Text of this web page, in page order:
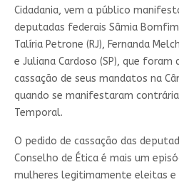
Cidadania, vem a público
deputadas federais Sâmia Bomfim
Talíria Petrone (RJ), Fernanda
e Juliana Cardoso (SP), que foram
cassação de seus mandatos na
quando se manifestaram
Temporal.
O pedido de cassação das
Conselho de Ética é mais um
mulheres legitimamente eleitas e